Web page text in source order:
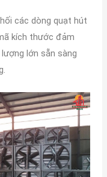
các dòng quạt hút
kích thước đảm
lớn sẵn sàng